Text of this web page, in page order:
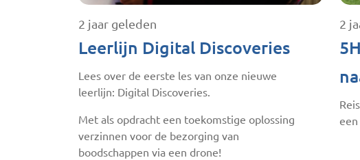
2 jaar geleden
Leerlijn Digital Discoveries
Lees over de eerste les van onze nieuwe
leerlijn: Digital Discoveries.
Met als opdracht een toekomstige oplossing
verzinnen voor de bezorging van
boodschappen via een drone!
2